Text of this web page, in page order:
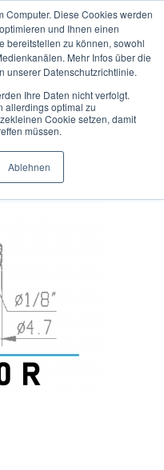
Computer. Diese Cookies werden
und Ihnen einen
bereitstellen zu können, sowohl
Mehr Infos über die
unserer Datenschutzrichtlinie.
Ihre Daten nicht verfolgt.
allerdings optimal zu
Cookie setzen, damit
müssen.
Ablehnen
»
8" für Messuhren und